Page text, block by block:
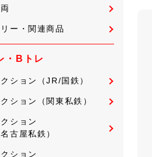
ー・関連商品
・Bトレ
ション（JR/国鉄）
ション（関東私鉄）
ション
古屋私鉄）
ション